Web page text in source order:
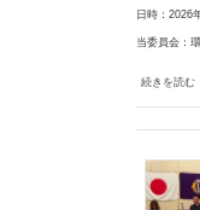
日時：2026
当委員会：
続きを読む